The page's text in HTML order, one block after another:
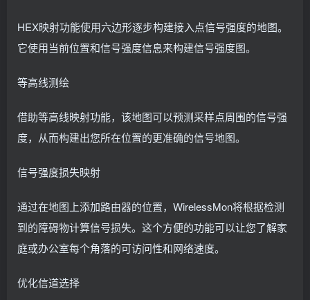
HEX映射功能使用六边形逐步构建接入点信号强度的地图。
它使用当前位置和信号强度信息来构建信号强度图。
等高线测绘
借助等高线映射功能，该地图可以预测采样点周围的信号强
度，从而构建出您所在位置的更准确的信号地图。
信号强度损失映射
通过在地图上添加路由器的位置，WirelessMon将根据检测
到的障碍物计算信号损失。这个方便的功能可以让您了解家
庭或办公室每个角落的可访问性和网络速度。
优化信道选择